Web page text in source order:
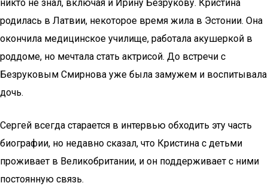
никто не знал, включая и Ирину Безрукову. Кристина
родилась в Латвии, некоторое время жила в Эстонии. Она
окончила медицинское училище, работала акушеркой в
роддоме, но мечтала стать актрисой. До встречи с
Безруковым Смирнова уже была замужем и воспитывала
дочь.
Сергей всегда старается в интервью обходить эту часть
биографии, но недавно сказал, что Кристина с детьми
проживает в Великобритании, и он поддерживает с ними
постоянную связь.